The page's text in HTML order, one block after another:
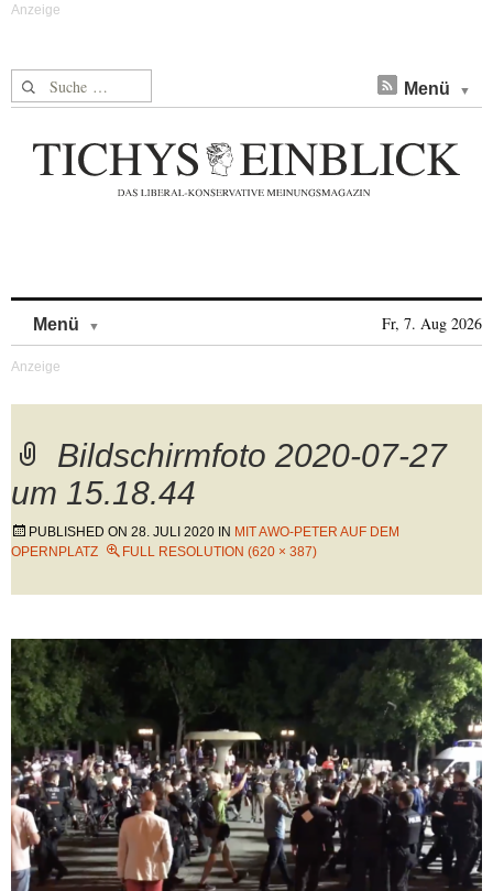
Suche nach: Menü
Menü Fr, 7. Aug 2026
Bildschirmfoto 2020-07-27
um 15.18.44
PUBLISHED ON 28. JULI 2020 IN MIT AWO-PETER AUF DEM
OPERNPLATZ
FULL RESOLUTION (620 × 387)